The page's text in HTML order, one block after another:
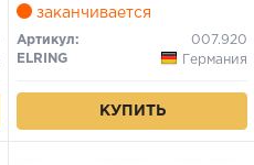
заканчивается
Артикул:
007.920
ELRING
Германия
КУПИТЬ